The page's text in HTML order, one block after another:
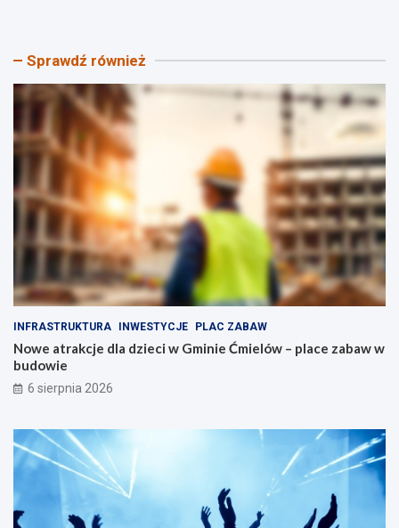
t
a
c
j
d
l
d
z
e
c
w
G
m
i
n
e
Ć
m
l
ó
p
ł
e
e
m
c
j
z
S
X
B
A
N
D
n
i
e
z
Sprawdź również
INFRASTRUKTURA INWESTYCJE PLAC ZABAW
Nowe atrakcje dla dzieci w Gminie Ćmielów – place zabaw w
budowie
6 sierpnia 2026